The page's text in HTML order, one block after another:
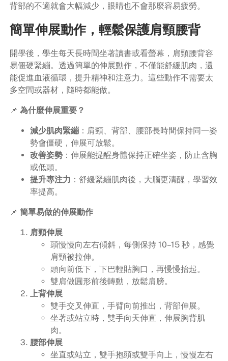
背部的不適就會大幅減少，眼睛也不會那麼容易疲勞。
簡單伸展動作，輕鬆保護肩頸腰背
開學後，學生每天長時間坐著讀書或看螢幕，肩頸腰背容
易僵硬緊繃。透過簡單的伸展動作，不僅能舒緩肌肉，還
能促進血液循環，提升精神和注意力。這些動作不需要太
多空間或器材，隨時都能做。
📌 為什麼伸展重要？
減少肌肉緊繃：肩頸、背部、腰部長時間保持同一姿
勢會僵硬，伸展可放鬆。
改善姿勢：伸展能提醒身體保持正確坐姿，防止含胸
或低頭。
提升專注力 ：舒緩緊繃肌肉後，大腦更清醒，學習效
率提高。
📌 簡單易做的伸展動作
肩頸伸展
頭慢慢向左右傾斜，每側保持 10–15 秒，感覺
肩頸被拉伸。
頭向前低下，下巴輕貼胸口，再慢慢抬起。
雙肩做圓形前後轉動，放鬆肩膀。
上背伸展
雙手交叉伸直，手臂向前推出，背部伸展。
坐著或站立時，雙手向天伸直，伸展胸背肌
肉。
腰部伸展
坐直或站立，雙手抱頭或雙手向上，慢慢左右